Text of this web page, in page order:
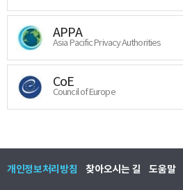
APPA
Asia Pacific Privacy Authorities
CoE
Council of Europe
개인정보처리방침 찾아오시는 길 도움말